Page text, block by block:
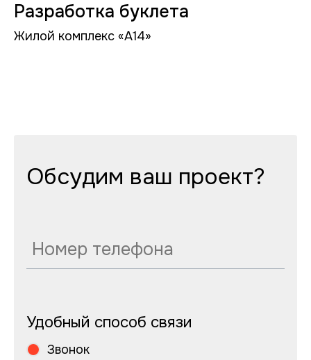
Разработка буклета
Жилой комплекс «А14»
Обсудим ваш проект?
Удобный способ связи
Звонок